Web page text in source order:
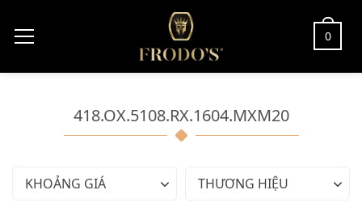
0
418.OX.5108.RX.1604.MXM20
KHOẢNG GIÁ THƯƠNG HIỆU